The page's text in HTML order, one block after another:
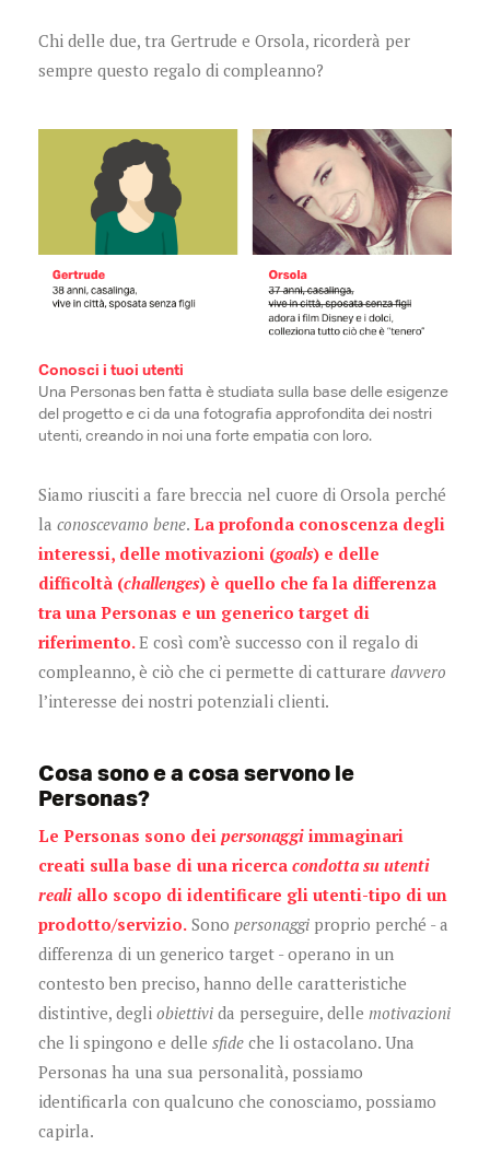
Chi delle due, tra Gertrude e Orsola, ricorderà per
sempre questo regalo di compleanno?
Conosci i tuoi utenti
Una Personas ben fatta è studiata sulla base delle esigenze
del progetto e ci da una fotografia approfondita dei nostri
utenti, creando in noi una forte empatia con loro.
Siamo riusciti a fare breccia nel cuore di Orsola perché
la conoscevamo bene. La profonda conoscenza degli
interessi, delle motivazioni (goals) e delle
difficoltà (challenges) è quello che fa la differenza
tra una Personas e un generico target di
riferimento.E così com’è successo con il regalo di
compleanno, è ciò che ci permette di catturare davvero
l’interesse dei nostri potenziali clienti.
Cosa sono e a cosa servono le
Personas?
Le Personas sono dei personaggi immaginari
creati sulla base di una ricerca condotta su utenti
reali allo scopo di identificare gli utenti-tipo di un
prodotto/servizio. Sono personaggi proprio perché - a
differenza di un generico target - operano in un
contesto ben preciso, hanno delle caratteristiche
distintive, degli obiettivi da perseguire, delle motivazioni
che li spingono e delle sfide che li ostacolano. Una
Personas ha una sua personalità, possiamo
identificarla con qualcuno che conosciamo, possiamo
capirla.